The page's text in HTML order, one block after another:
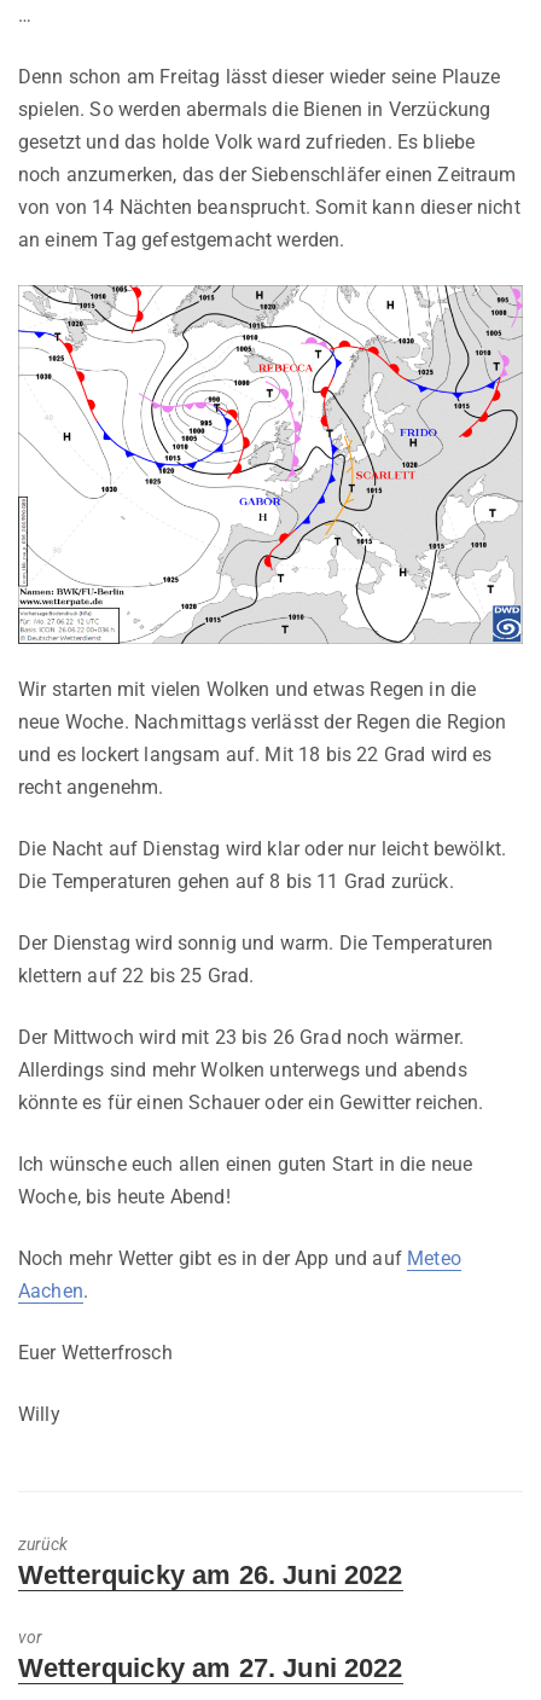
…
Denn schon am Freitag lässt dieser wieder seine Plauze
spielen. So werden abermals die Bienen in Verzückung
gesetzt und das holde Volk ward zufrieden. Es bliebe
noch anzumerken, das der Siebenschläfer einen Zeitraum
von von 14 Nächten beansprucht. Somit kann dieser nicht
an einem Tag gefestgemacht werden.
Wir starten mit vielen Wolken und etwas Regen in die
neue Woche. Nachmittags verlässt der Regen die Region
und es lockert langsam auf. Mit 18 bis 22 Grad wird es
recht angenehm.
Die Nacht auf Dienstag wird klar oder nur leicht bewölkt.
Die Temperaturen gehen auf 8 bis 11 Grad zurück.
Der Dienstag wird sonnig und warm. Die Temperaturen
klettern auf 22 bis 25 Grad.
Der Mittwoch wird mit 23 bis 26 Grad noch wärmer.
Allerdings sind mehr Wolken unterwegs und abends
könnte es für einen Schauer oder ein Gewitter reichen.
Ich wünsche euch allen einen guten Start in die neue
Woche, bis heute Abend!
Noch mehr Wetter gibt es in der App und auf Meteo
Aachen.
Euer Wetterfrosch
Willy
zurück
Previous
Wetterquicky am 26. Juni 2022
vor
Next
Wetterquicky am 27. Juni 2022